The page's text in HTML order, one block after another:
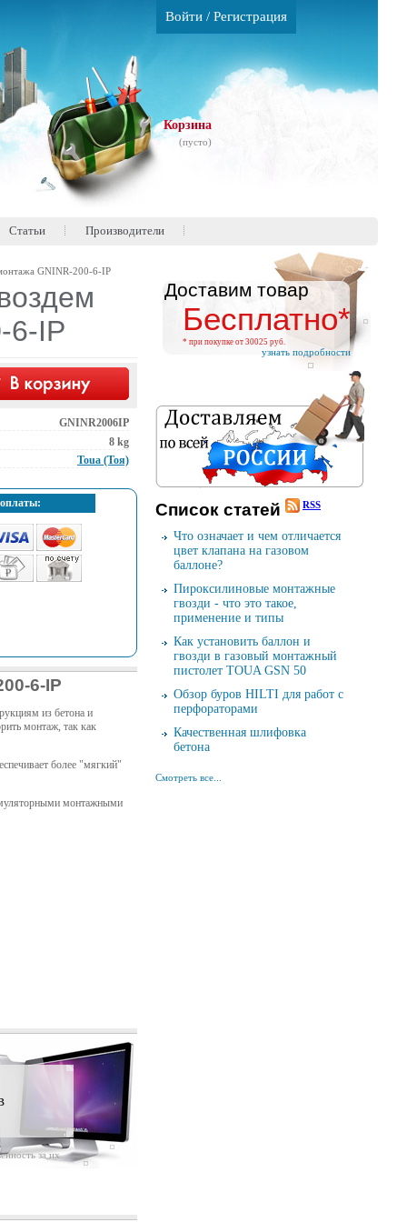
Войти /Регистрация
Корзина
(пусто)
Статьи Производители
GNINR-200-6-IP
6-IP
GNINR2006IP
8 kg
Toua (Тоя)
6-IP
из бетона и
монтаж, так как
более "мягкий"
монтажными
за их
Доставим товар
Бесплатно*
* при покупке от 30025 руб.
узнать подробности
Cписок cтатей RSS
Что означает и чем отличается
цвет клапана на газовом
баллоне?
Пироксилиновые монтажные
гвозди - что это такое,
применение и типы
Как установить баллон и
гвозди в газовый монтажный
пистолет TOUA GSN 50
Обзор буров HILTI для работ с
перфораторами
Качественная шлифовка
бетона
Смотреть все...